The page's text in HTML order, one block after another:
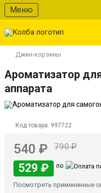
Меню
Джин-корзины
Ароматизатор
аппарата
Код товара: 997722
540 ₽ 790 ₽
529 ₽ по
Посмотреть примененные